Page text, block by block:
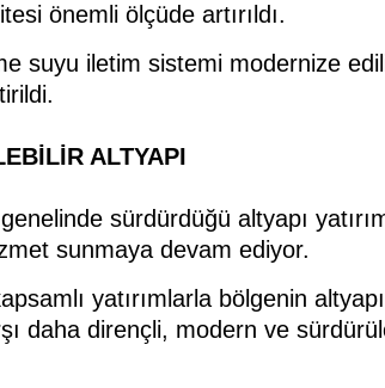
önemli ölçüde artırıldı.
suyu iletim sistemi modernize
ALTYAPI
sürdürdüğü altyapı
sunmaya devam ediyor.
yatırımlarla bölgenin
daha dirençli, modern ve